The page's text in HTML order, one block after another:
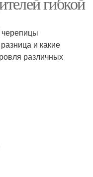
черепицы
и какие
различных